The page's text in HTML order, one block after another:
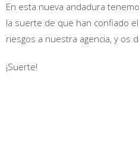
En esta nueva andadura
la suerte de que han confiado
riesgos a nuestra agencia, y os
¡Suerte!